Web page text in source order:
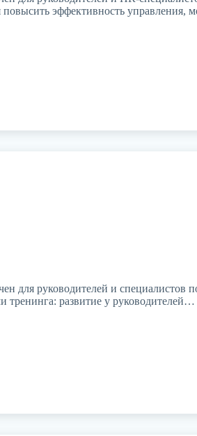
эффективность управления,
для руководителей и специалистов
тренинга: развитие у руководителей…